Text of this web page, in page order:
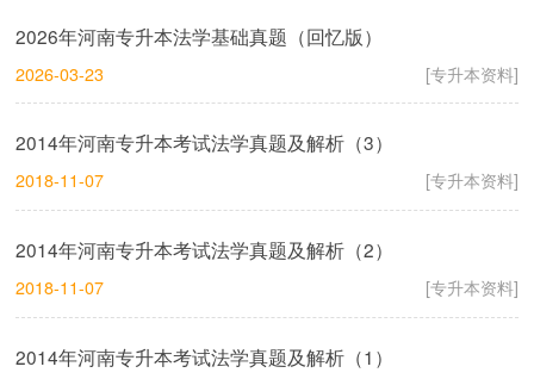
2026年河南专升本法学基础真题（回忆版）
2026-03-23 [专升本资料]
2014年河南专升本考试法学真题及解析（3）
2018-11-07 [专升本资料]
2014年河南专升本考试法学真题及解析（2）
2018-11-07 [专升本资料]
2014年河南专升本考试法学真题及解析（1）